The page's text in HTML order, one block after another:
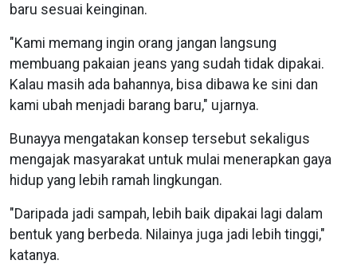
baru sesuai keinginan.
"Kami memang ingin orang jangan langsung
membuang pakaian jeans yang sudah tidak dipakai.
Kalau masih ada bahannya, bisa dibawa ke sini dan
kami ubah menjadi barang baru," ujarnya.
Bunayya mengatakan konsep tersebut sekaligus
mengajak masyarakat untuk mulai menerapkan gaya
hidup yang lebih ramah lingkungan.
"Daripada jadi sampah, lebih baik dipakai lagi dalam
bentuk yang berbeda. Nilainya juga jadi lebih tinggi,"
katanya.